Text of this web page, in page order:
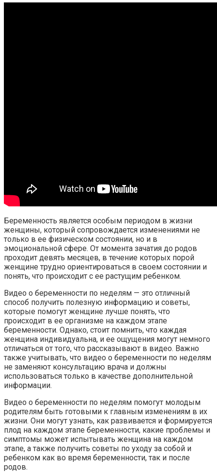
Беременность является особым периодом в жизни
женщины, который сопровождается изменениями не
только в ее физическом состоянии, но и в
эмоциональной сфере. От момента зачатия до родов
проходит девять месяцев, в течение которых порой
женщине трудно ориентироваться в своем состоянии и
понять, что происходит с ее растущим ребенком.
Видео о беременности по неделям — это отличный
способ получить полезную информацию и советы,
которые помогут женщине лучше понять, что
происходит в ее организме на каждом этапе
беременности. Однако, стоит помнить, что каждая
женщина индивидуальна, и ее ощущения могут немного
отличаться от того, что рассказывают в видео. Важно
также учитывать, что видео о беременности по неделям
не заменяют консультацию врача и должны
использоваться только в качестве дополнительной
информации.
Видео о беременности по неделям помогут молодым
родителям быть готовыми к главным изменениям в их
жизни. Они могут узнать, как развивается и формируется
плод на каждом этапе беременности, какие проблемы и
симптомы может испытывать женщина на каждом
этапе, а также получить советы по уходу за собой и
ребенком как во время беременности, так и после
родов.